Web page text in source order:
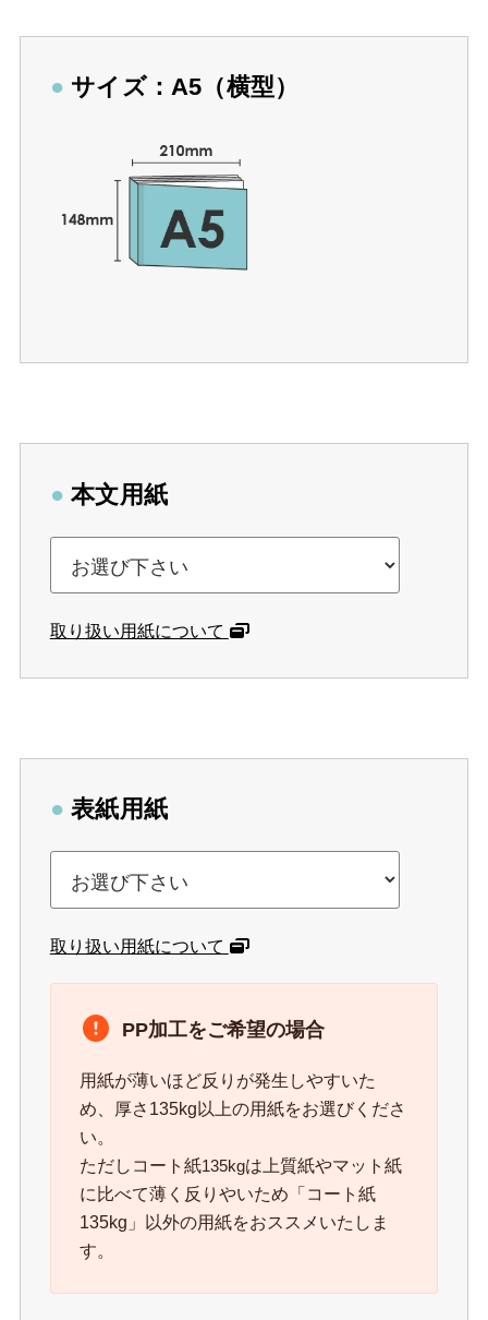
● サイズ：A5（横型）
● 本文用紙
取り扱い用紙について
● 表紙用紙
取り扱い用紙について
PP加工をご希望の場合
用紙が薄いほど反りが発生しやすいた
め、厚さ135kg以上の用紙をお選びくださ
い。
ただしコート紙135kgは上質紙やマット紙
に比べて薄く反りやいため「コート紙
135kg」以外の用紙をおススメいたしま
す。